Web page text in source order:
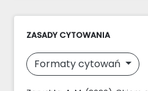
ZASADY CYTOWANIA
Formaty cytowań